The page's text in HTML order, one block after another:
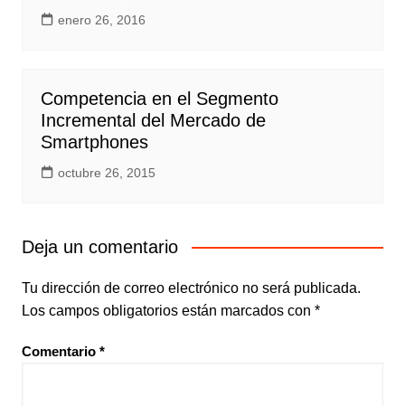
enero 26, 2016
Competencia en el Segmento
Incremental del Mercado de
Smartphones
octubre 26, 2015
Deja un comentario
Tu dirección de correo electrónico no será publicada.
Los campos obligatorios están marcados con *
Comentario *